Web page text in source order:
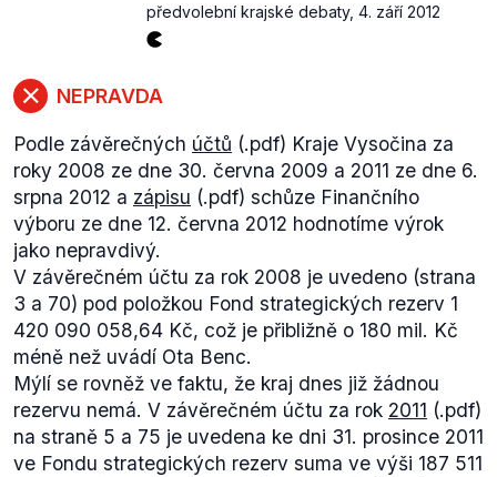
předvolební krajské debaty, 4. září 2012
NEPRAVDA
Podle závěrečných účtů (.pdf) Kraje Vysočina za
roky 2008 ze dne 30. června 2009 a 2011 ze dne 6.
srpna 2012 a zápisu (.pdf) schůze Finančního
výboru ze dne 12. června 2012 hodnotíme výrok
jako nepravdivý.
V závěrečném účtu za rok 2008 je uvedeno (strana
3 a 70) pod položkou Fond strategických rezerv 1
420 090 058,64 Kč, což je přibližně o 180 mil. Kč
méně než uvádí Ota Benc.
Mýlí se rovněž ve faktu, že kraj dnes již žádnou
rezervu nemá. V závěrečném účtu za rok 2011 (.pdf)
na straně 5 a 75 je uvedena ke dni 31. prosince 2011
ve Fondu strategických rezerv suma ve výši 187 511